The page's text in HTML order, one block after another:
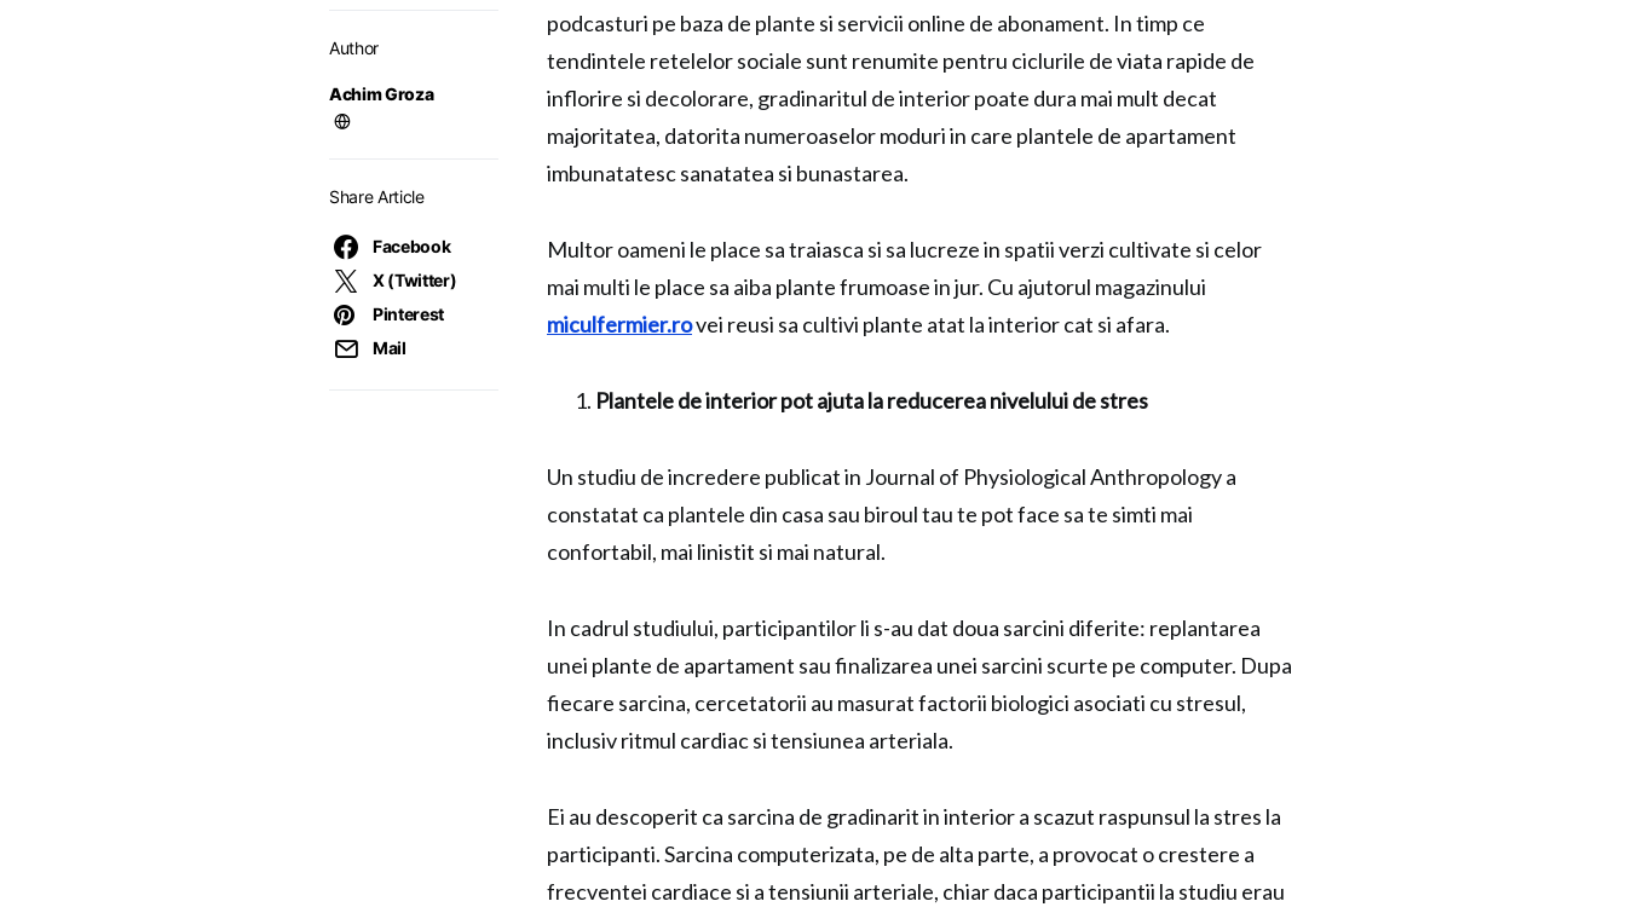
Author
Achim Groza
Share Article
Facebook
X (Twitter)
Pinterest
Mail
podcasturi pe baza de plante si servicii online de abonament. In timp ce
tendintele retelelor sociale sunt renumite pentru ciclurile de viata rapide de
inflorire si decolorare, gradinaritul de interior poate dura mai mult decat
majoritatea, datorita numeroaselor moduri in care plantele de apartament
imbunatatesc sanatatea si bunastarea.
Multor oameni le place sa traiasca si sa lucreze in spatii verzi cultivate si celor
mai multi le place sa aiba plante frumoase in jur. Cu ajutorul magazinului
miculfermier.rovei reusi sa cultivi plante atat la interior cat si afara.
Plantele de interior pot ajuta la reducerea nivelului de stres
Un studiu de incredere publicat in Journal of Physiological Anthropology a
constatat ca plantele din casa sau biroul tau te pot face sa te simti mai
confortabil, mai linistit si mai natural.
In cadrul studiului, participantilor li s-au dat doua sarcini diferite: replantarea
unei plante de apartament sau finalizarea unei sarcini scurte pe computer. Dupa
fiecare sarcina, cercetatorii au masurat factorii biologici asociati cu stresul,
inclusiv ritmul cardiac si tensiunea arteriala.
Ei au descoperit ca sarcina de gradinarit in interior a scazut raspunsul la stres la
participanti. Sarcina computerizata, pe de alta parte, a provocat o crestere a
frecventei cardiace si a tensiunii arteriale, chiar daca participantii la studiu erau